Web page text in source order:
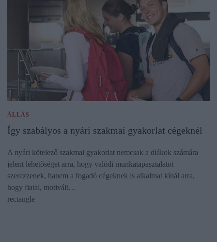
ÁLLÁS
Így szabályos a nyári szakmai gyakorlat cégeknél
A nyári kötelező szakmai gyakorlat nemcsak a diákok számára
jelent lehetőséget arra, hogy valódi munkatapasztalatot
szerezzenek, hanem a fogadó cégeknek is alkalmat kínál arra,
hogy fiatal, motivált…
rectangle